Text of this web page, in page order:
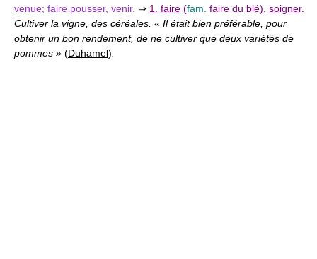
venue; faire pousser, venir. ⇒ 1. faire (fam. faire du blé), soigner.
Cultiver la vigne, des céréales. « Il était bien préférable, pour
obtenir un bon rendement, de ne cultiver que deux variétés de
pommes » (Duhamel)